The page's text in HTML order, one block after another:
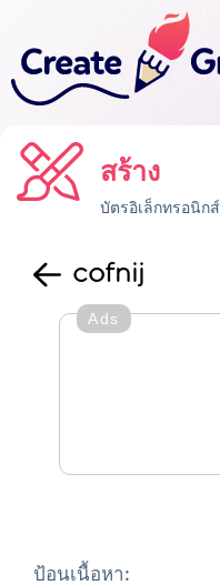
สร้าง
บัตรอิเล็กทรอนิกส์
cofnij
Ads
ป้อนเนื้อหา: